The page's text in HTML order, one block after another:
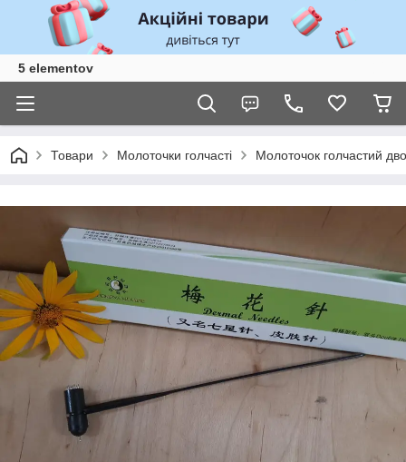
5 elementov
Товари Молоточки голчасті Молоточок голчастий